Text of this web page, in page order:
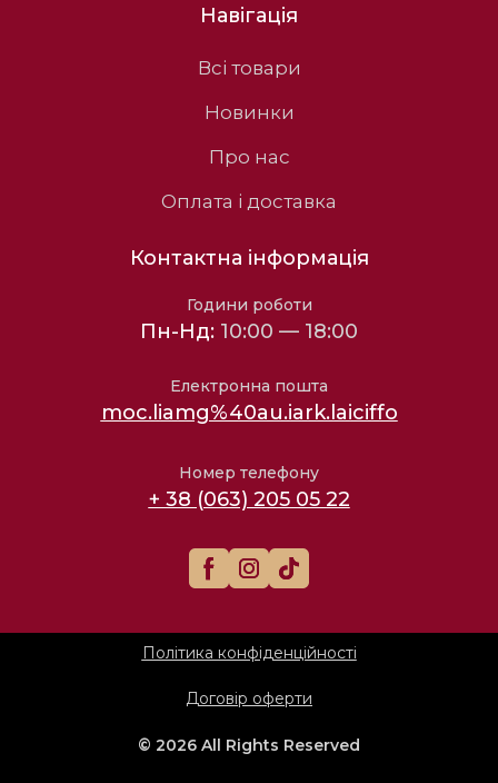
Навігація
Всі товари
Новинки
Про нас
Оплата і доставка
Контактна інформація
Години роботи
Пн-Нд: 10:00 — 18:00
Електронна пошта
moc.liamg%40au.iark.laiciffo
Номер телефону
+ 38 (063) 205 05 22
Політика конфіденційності
Договір оферти
© 2026 All Rights Reserved